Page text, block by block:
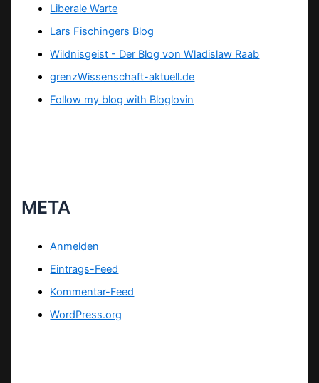
Liberale Warte
Lars Fischingers Blog
Wildnisgeist - Der Blog von Wladislaw Raab
grenzWissenschaft-aktuell.de
Follow my blog with Bloglovin
META
Anmelden
Eintrags-Feed
Kommentar-Feed
WordPress.org